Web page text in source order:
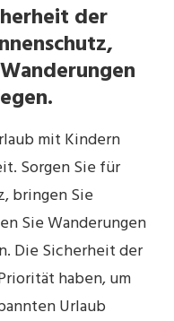
der
mit Kindern
Sorgen Sie für
bringen Sie
Sie Wanderungen
Die Sicherheit der
haben, um
Urlaub